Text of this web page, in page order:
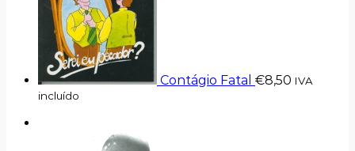
Contágio Fatal €8,50 IVA
incluído